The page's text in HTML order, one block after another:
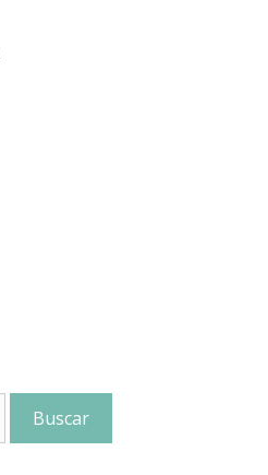
Buscar